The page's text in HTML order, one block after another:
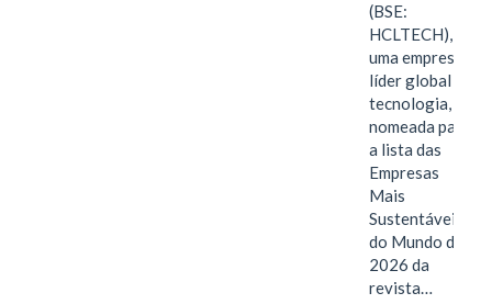
(BSE:
HCLTECH),
uma empresa
líder global em
tecnologia, foi
nomeada para
a lista das
Empresas
Mais
Sustentáveis
do Mundo de
2026 da
revista…